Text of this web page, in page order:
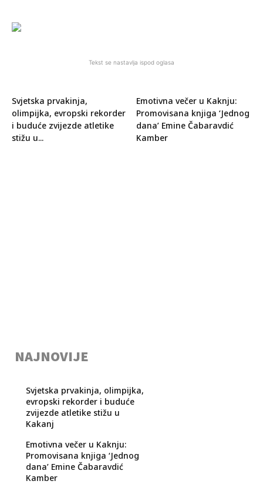
Tekst se nastavlja ispod oglasa
Svjetska prvakinja,
olimpijka, evropski rekorder
i buduće zvijezde atletike
stižu u...
Emotivna večer u Kaknju:
Promovisana knjiga ‘Jednog
dana’ Emine Čabaravdić
Kamber
NAJNOVIJE
Svjetska prvakinja, olimpijka,
evropski rekorder i buduće
zvijezde atletike stižu u
Kakanj
Emotivna večer u Kaknju:
Promovisana knjiga ‘Jednog
dana’ Emine Čabaravdić
Kamber